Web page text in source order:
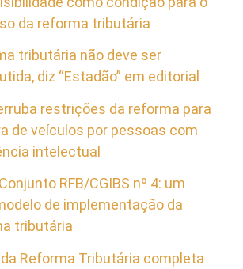
da reforma tributária
tributária não deve ser
diz “Estadão” em editorial
restrições da reforma para
de veículos por pessoas com
intelectual
RFB/CGIBS nº 4: um
de implementação da
tributária
Reforma Tributária completa